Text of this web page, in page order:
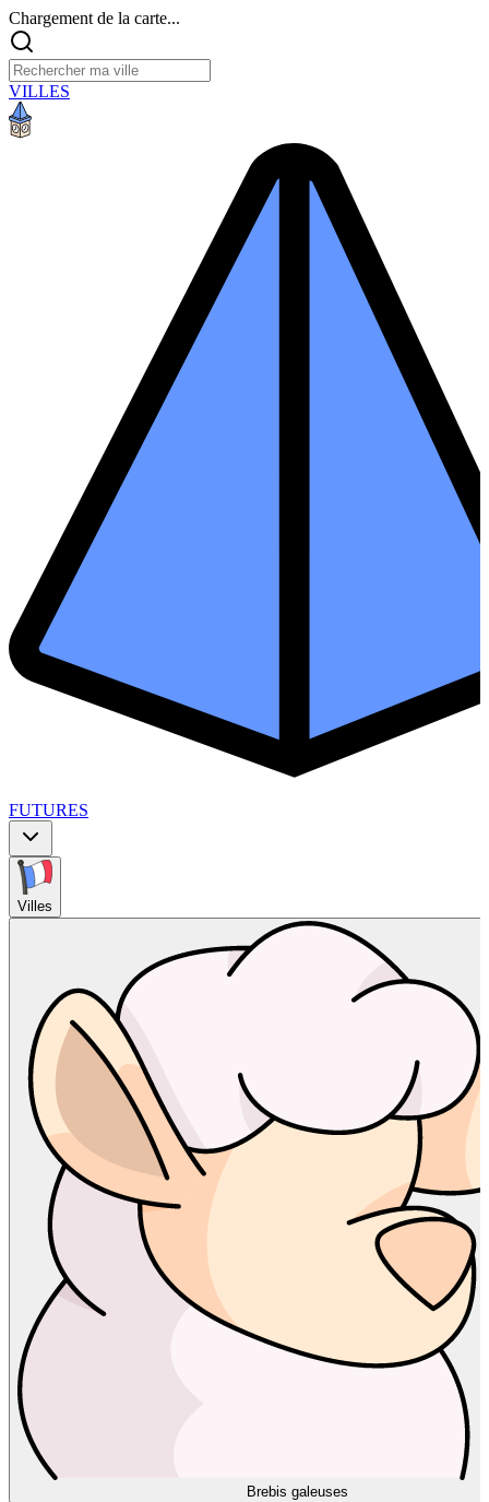
Chargement de la carte...
VILLES
FUTURES
Villes
Brebis galeuses